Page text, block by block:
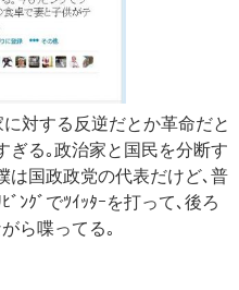
対する反逆だとか革命だと
ぎる｡政治家と国民を分断す
は国政政党の代表だけど､普
ﾝｸﾞでﾂｲｯﾀｰを打って､後ろ
ら喋ってる｡